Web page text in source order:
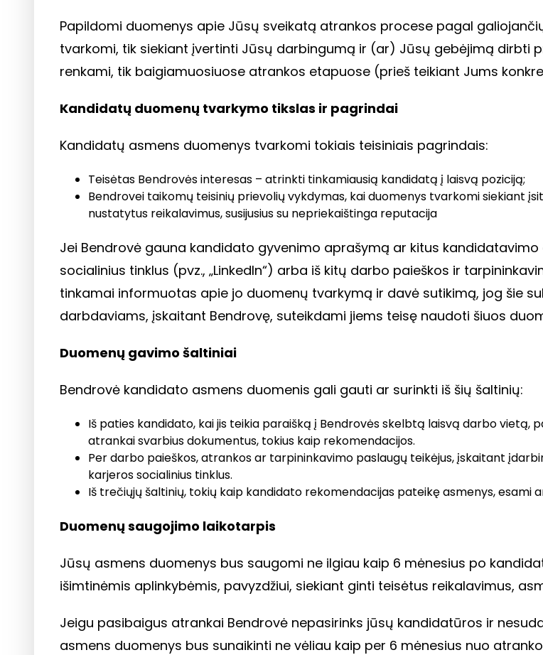
Papildomi duomenys apie Jūsų sveikatą atrankos procese pagal
tvarkomi, tik siekiant įvertinti Jūsų darbingumą ir (ar) Jūsų gebėjimą dirbti
renkami, tik baigiamuosiuose atrankos etapuose (prieš teikiant Jums
Kandidatų duomenų tvarkymo tikslas ir pagrindai
Kandidatų asmens duomenys tvarkomi tokiais teisiniais pagrindais:
Teisėtas Bendrovės interesas – atrinkti tinkamiausią kandidatą į laisvą poziciją;
Bendrovei taikomų teisinių prievolių vykdymas, kai duomenys tvarkomi siekiant
nustatytus reikalavimus, susijusius su nepriekaištinga reputacija
Jei Bendrovė gauna kandidato gyvenimo aprašymą ar kitus
socialinius tinklus (pvz., „LinkedIn“) arba iš kitų darbo paieškos ir
tinkamai informuotas apie jo duomenų tvarkymą ir davė sutikimą, jog šie
darbdaviams, įskaitant Bendrovę, suteikdami jiems teisę naudoti šiuos
Duomenų gavimo šaltiniai
Bendrovė kandidato asmens duomenis gali gauti ar surinkti iš šių šaltinių:
Iš paties kandidato, kai jis teikia paraišką į Bendrovės skelbtą laisvą darbo
atrankai svarbius dokumentus, tokius kaip rekomendacijos.
Per darbo paieškos, atrankos ar tarpininkavimo paslaugų teikėjus, įskaitant
karjeros socialinius tinklus.
Iš trečiųjų šaltinių, tokių kaip kandidato rekomendacijas pateikę asmenys, esami
Duomenų saugojimo laikotarpis
Jūsų asmens duomenys bus saugomi ne ilgiau kaip 6 mėnesius po
išimtinėmis aplinkybėmis, pavyzdžiui, siekiant ginti teisėtus reikalavimus,
Jeigu pasibaigus atrankai Bendrovė nepasirinks jūsų kandidatūros ir
asmens duomenys bus sunaikinti ne vėliau kaip per 6 mėnesius nuo